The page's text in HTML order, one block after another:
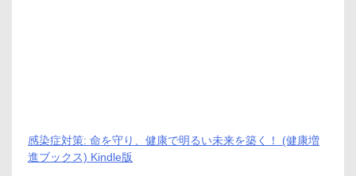
感染症対策: 命を守り、健康で明るい未来を築く！ (健康増
進ブックス) Kindle版